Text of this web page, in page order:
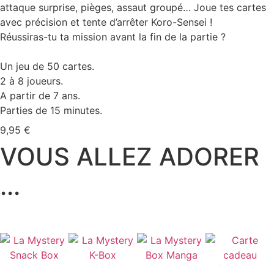
attaque surprise, pièges, assaut groupé… Joue tes cartes
avec précision et tente d’arrêter Koro-Sensei !
Réussiras-tu ta mission avant la fin de la partie ?
Un jeu de 50 cartes.
2 à 8 joueurs.
A partir de 7 ans.
Parties de 15 minutes.
9,95 €
VOUS ALLEZ ADORER
...